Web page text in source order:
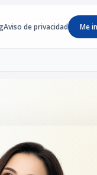
Aviso de privacidad Me